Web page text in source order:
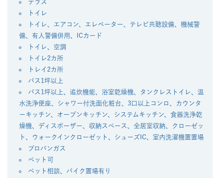
テラス
トイレ
トイレ、エアコン、エレベーター、テレビ共聴設備、機械警
備、有人警備併用、ICカード
トイレ、空調
トイレ2カ所
トレイ2カ所
バス1坪以上
バス1坪以上、追炊機能、浴室乾燥機、タンクレストイレ、温
水洗浄便座、シャワー付洗面化粧台、3口以上コンロ、カウンタ
ーキッチン、オープンキッチン、システムキッチン、食器洗浄乾
燥機、ディスポーザー、収納スペース、全居室収納、クローゼッ
ト、ウォークインクローゼット、シューズIC、室内洗濯機置置場
プロパンガス
ペット可
ペット相談、バイク置場有り